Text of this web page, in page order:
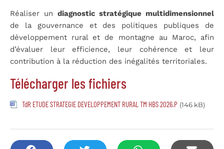
Réaliser un diagnostic stratégique multidimensionnel
de la gouvernance et des politiques publiques de
développement rural et de montagne au Maroc, afin
d’évaluer leur efficience, leur cohérence et leur
contribution à la réduction des inégalités territoriales.
Télécharger les fichiers
TdR ETUDE STRATEGIE DEVELOPPEMENT RURAL TM HBS 2026.P (146 kB)